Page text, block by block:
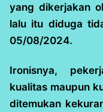
yang dikerjakan
lalu itu diduga
05/08/2024.
Ironisnya,
kualitas maupun
ditemukan